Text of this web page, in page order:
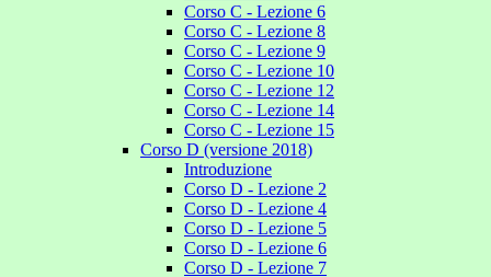
Corso C - Lezione 6
Corso C - Lezione 8
Corso C - Lezione 9
Corso C - Lezione 10
Corso C - Lezione 12
Corso C - Lezione 14
Corso C - Lezione 15
Corso D (versione 2018)
Introduzione
Corso D - Lezione 2
Corso D - Lezione 4
Corso D - Lezione 5
Corso D - Lezione 6
Corso D - Lezione 7